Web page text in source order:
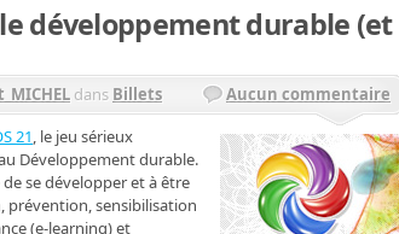
développement durable (et
dans Billets
Aucun commentaire
21, le jeu sérieux
Développement durable.
se développer et à être
prévention, sensibilisation
(e-learning) et